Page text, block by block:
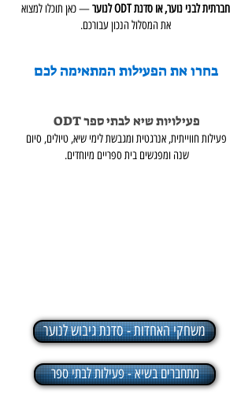
חברתית לבני נוער, או סדנת ODT לנוער
— כאן תוכלו למצוא
את המסלול הנכון עבורכם.
בחרו את הפעילות המתאימה לכם
פעילויות שיא לבתי ספר ODT
פעילות חווייתית, אנרגטית ומגבשת לימי שיא, טיולים, סיום
שנה ומפגשים בית ספריים מיוחדים.
משחקי האחדות - סדנת גיבוש לנוער
מתחברים בשיא - פעילות לבתי ספר